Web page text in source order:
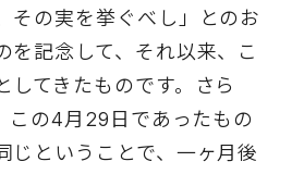
その実を挙ぐべし」とのお
を記念して、それ以来、こ
してきたものです。さら
この4月29日であったもの
じということで、一ヶ月後